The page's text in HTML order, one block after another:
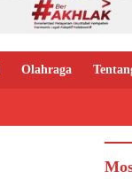
Olahraga